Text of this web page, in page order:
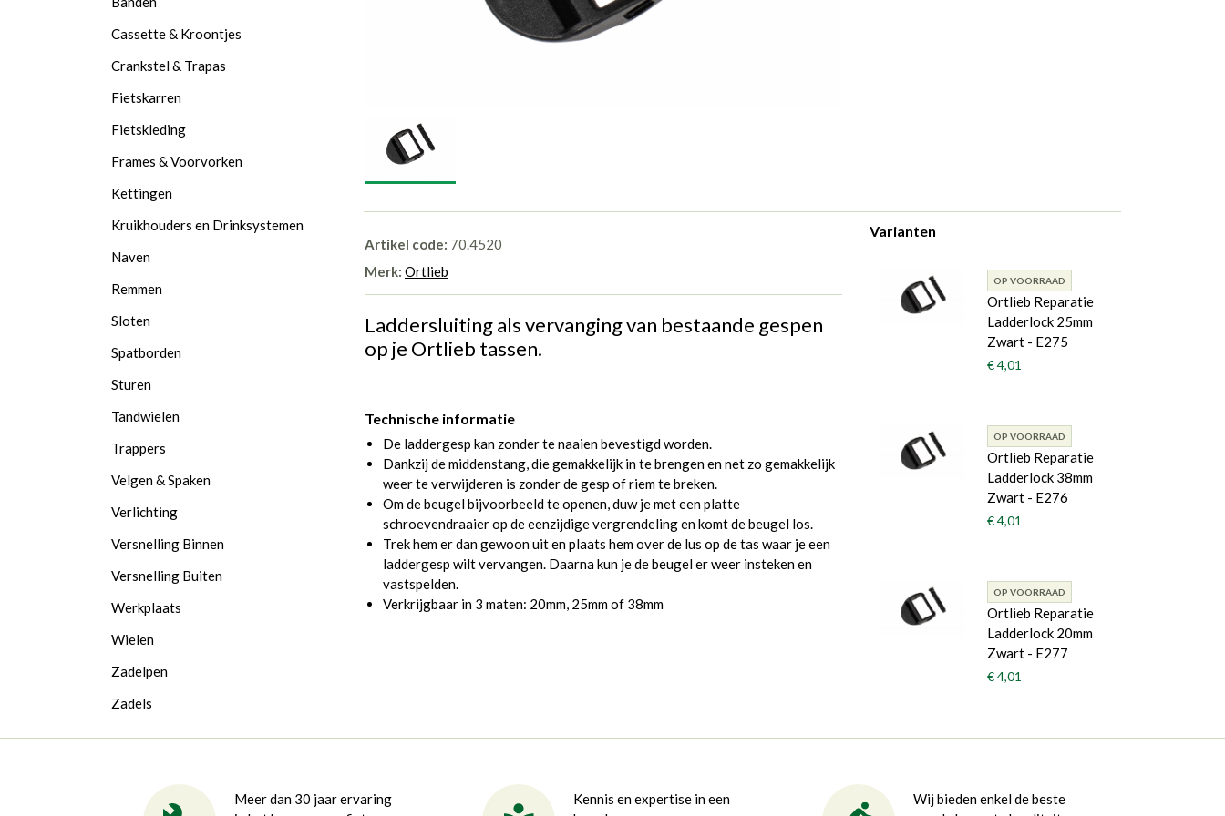
Artikel code: 70.4520
Merk: Ortlieb
Laddersluiting als vervanging van bestaande gespen
op je Ortlieb tassen.
Technische informatie
De laddergesp kan zonder te naaien bevestigd worden.
Dankzij de middenstang, die gemakkelijk in te brengen en net zo gemakkelijk
weer te verwijderen is zonder de gesp of riem te breken.
Om de beugel bijvoorbeeld te openen, duw je met een platte
schroevendraaier op de eenzijdige vergrendeling en komt de beugel los.
Trek hem er dan gewoon uit en plaats hem over de lus op de tas waar je een
laddergesp wilt vervangen. Daarna kun je de beugel er weer insteken en
vastspelden.
Verkrijgbaar in 3 maten: 20mm, 25mm of 38mm
Varianten
OP VOORRAAD
Ortlieb Reparatie
Ladderlock 25mm
Zwart - E275
€ 4,01
OP VOORRAAD
Ortlieb Reparatie
Ladderlock 38mm
Zwart - E276
€ 4,01
OP VOORRAAD
Ortlieb Reparatie
Ladderlock 20mm
Zwart - E277
€ 4,01
Cassette & Kroontjes
Crankstel & Trapas
Fietskarren
Fietskleding
Frames & Voorvorken
Kettingen
Kruikhouders en Drinksystemen
Naven
Remmen
Sloten
Spatborden
Sturen
Tandwielen
Trappers
Velgen & Spaken
Verlichting
Versnelling Binnen
Versnelling Buiten
Werkplaats
Wielen
Zadelpen
Zadels
Meer dan 30 jaar ervaring
Kennis en expertise in een
Wij bieden enkel de beste